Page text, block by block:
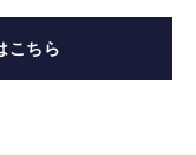
こちら